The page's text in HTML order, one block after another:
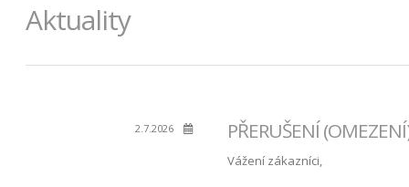
Aktuality
2.7.2026 PŘERUŠENÍ
Vážení zákazníci,